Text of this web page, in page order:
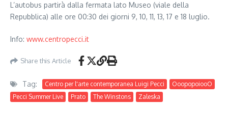
L’autobus partirà dalla fermata lato Museo (viale della
Repubblica) alle ore 00:30 dei giorni 9, 10, 11, 13, 17 e 18 luglio.
Info: www.centropecci.it
Share this Article
Tag: Centro per l'arte contemporanea Luigi Pecci
OoopopoiooO
Pecci Summer Live
Prato The Winstons Zaleska